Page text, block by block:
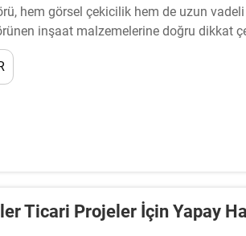
hem görsel çekicilik hem de uzun
inşaat malzemelerine doğru dikkat
yapay hasır çatılar ...
Ticari Projeler İçin Yapay